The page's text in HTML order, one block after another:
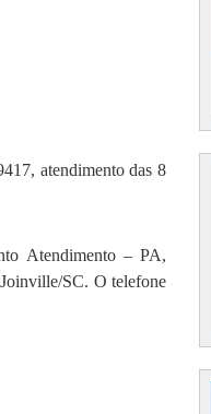
atendimento das 8
Atendimento – PA,
SC. O telefone